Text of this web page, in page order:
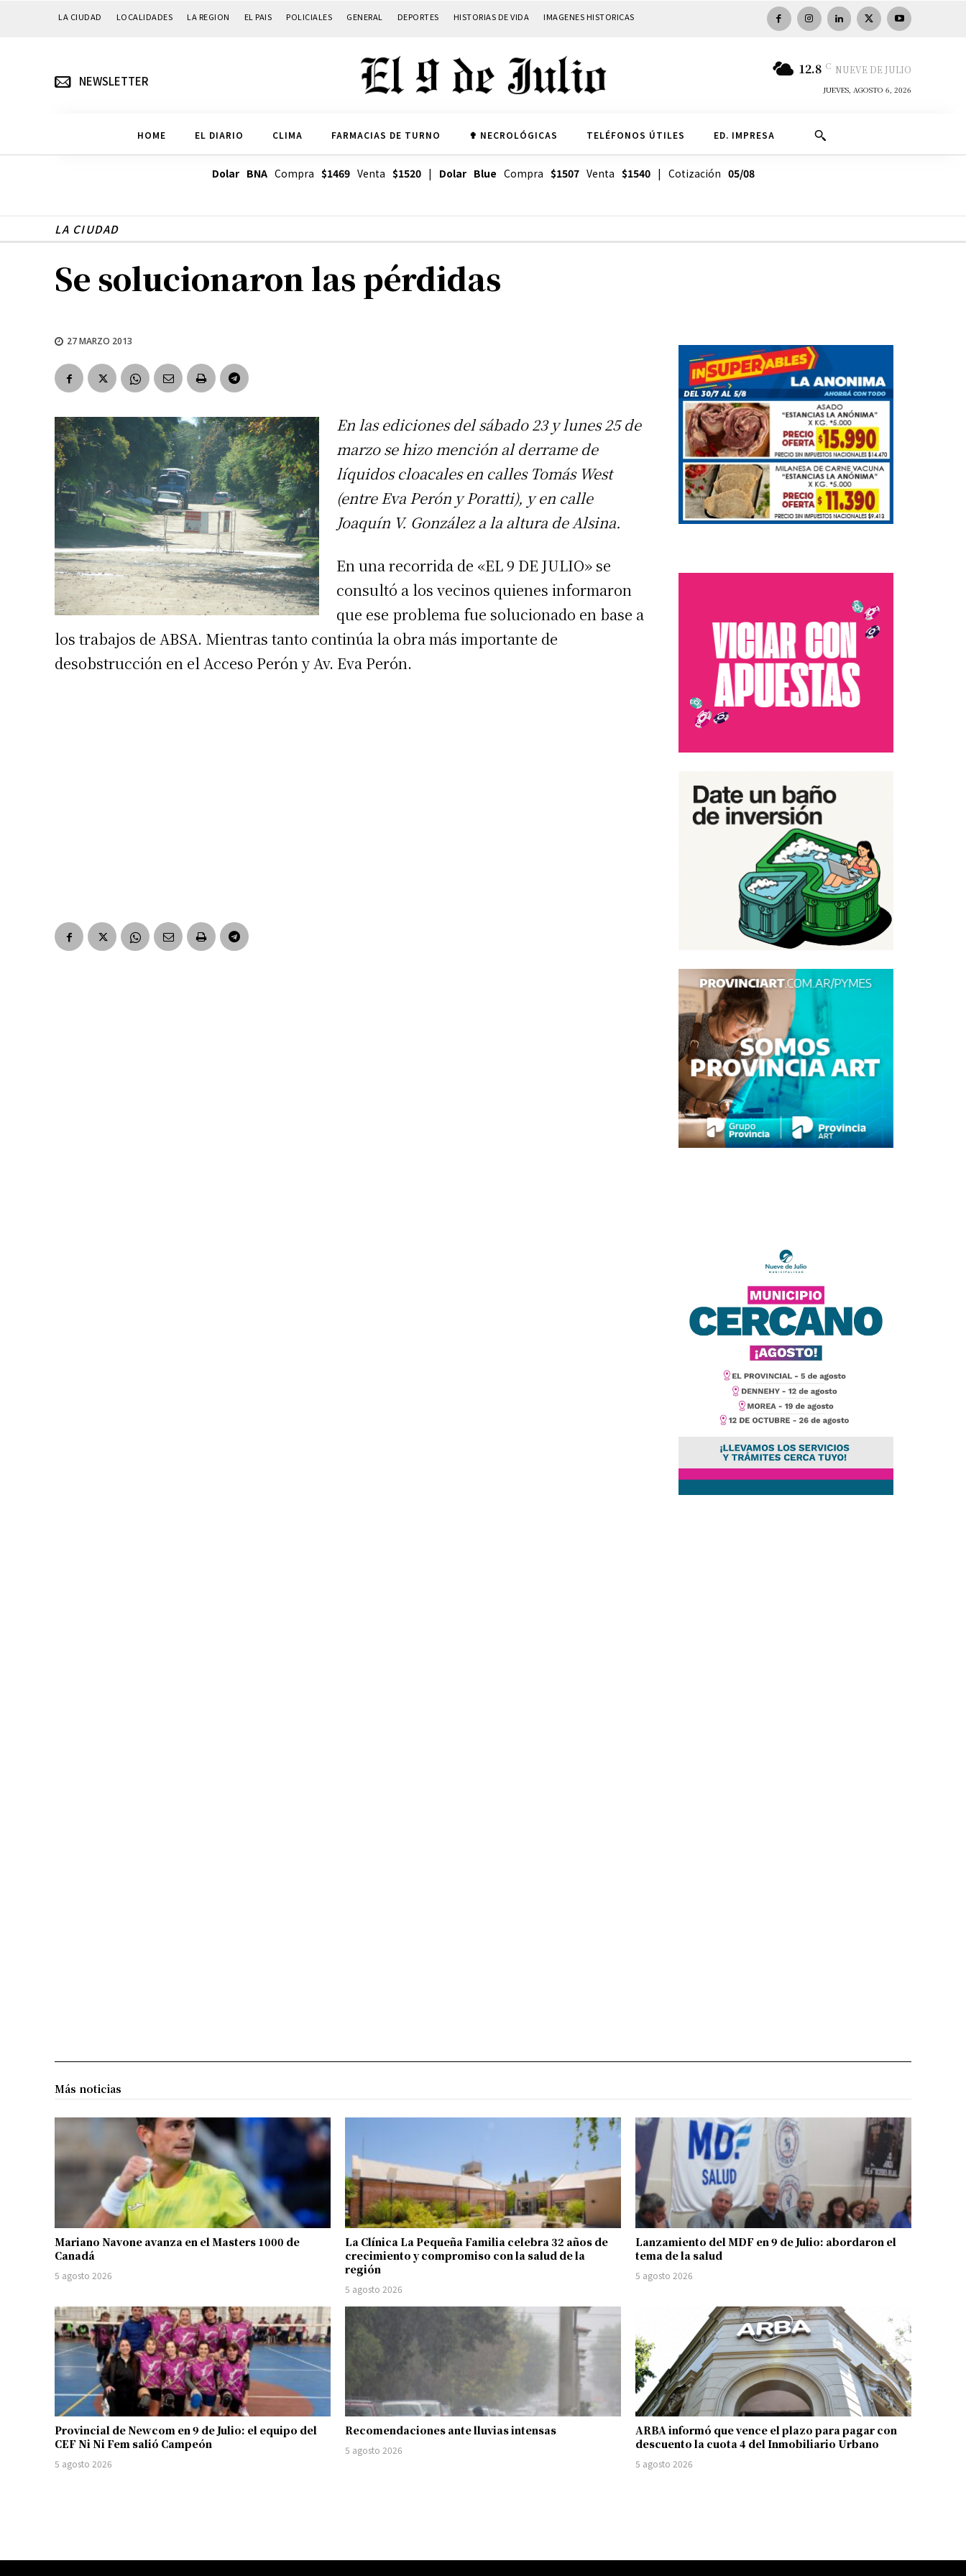
LA CIUDAD LOCALIDADES LA REGION EL PAIS POLICIALES GENERAL DEPORTES HISTORIAS DE VIDA IMAGENES HISTORICAS
NEWSLETTER
12.8 C NUEVE DE JULIO
JUEVES, AGOSTO 6, 2026
HOME EL DIARIO CLIMA FARMACIAS DE TURNO ✟ NECROLÓGICAS TELÉFONOS ÚTILES ED. IMPRESA
Dolar BNACompra $1469Venta $1520| Dolar Blue Compra $1507Venta $1540| Cotización 05/08
LA CIUDAD
Se solucionaron las pérdidas
27 MARZO 2013
En las ediciones del sábado 23 y lunes 25 de
marzo se hizo mención al derrame de
líquidos cloacales en calles Tomás West
(entre Eva Perón y Poratti), y en calle
Joaquín V. González a la altura de Alsina.
En una recorrida de «EL 9 DE JULIO» se
consultó a los vecinos quienes informaron
que ese problema fue solucionado en base a
los trabajos de ABSA. Mientras tanto continúa la obra más importante de
desobstrucción en el Acceso Perón y Av. Eva Perón.
Más noticias
Mariano Navone avanza en el Masters 1000 de
Canadá
5 agosto 2026
La Clínica La Pequeña Familia celebra 32 años de
crecimiento y compromiso con la salud de la
región
5 agosto 2026
Lanzamiento del MDF en 9 de Julio: abordaron el
tema de la salud
5 agosto 2026
Provincial de Newcom en 9 de Julio: el equipo del
CEF Ni Ni Fem salió Campeón
5 agosto 2026
Recomendaciones ante lluvias intensas
5 agosto 2026
ARBA informó que vence el plazo para pagar con
descuento la cuota 4 del Inmobiliario Urbano
5 agosto 2026